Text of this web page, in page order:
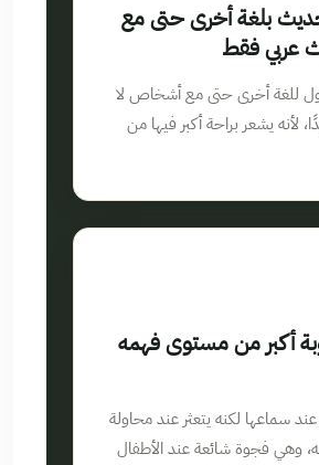
بلغة أخرى حتى مع
عربي فقط
للغة أخرى حتى مع أشخاص لا
لأنه يشعر براحة أكبر فيها من
أكبر من مستوى فهمه
سماعها لكنه يتعثر عند محاولة
وهي فجوة شائعة عند الأطفال